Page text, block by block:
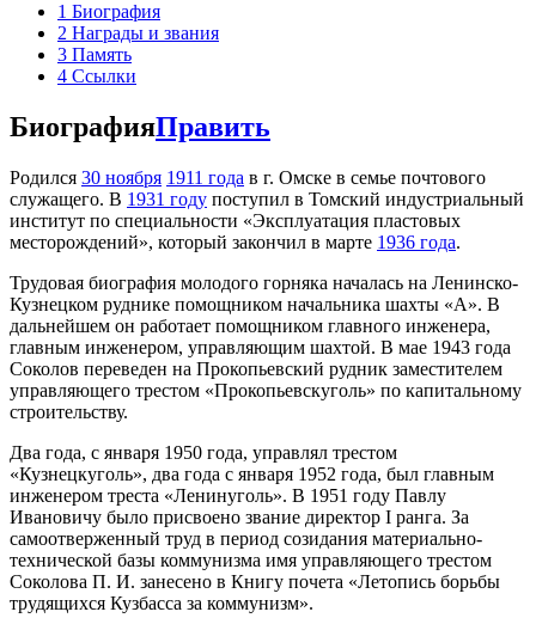
1 Биография
2 Награды и звания
3 Память
4 Ссылки
БиографияПравить
Родился 30 ноября 1911 года в г. Омске в семье почтового
служащего. В 1931 году поступил в Томский индустриальный
институт по специальности «Эксплуатация пластовых
месторождений», который закончил в марте 1936 года.
Трудовая биография молодого горняка началась на Ленинско-
Кузнецком руднике помощником начальника шахты «А». В
дальнейшем он работает помощником главного инженера,
главным инженером, управляющим шахтой. В мае 1943 года
Соколов переведен на Прокопьевский рудник заместителем
управляющего трестом «Прокопьевскуголь» по капитальному
строительству.
Два года, с января 1950 года, управлял трестом
«Кузнецкуголь», два года с января 1952 года, был главным
инженером треста «Ленинуголь». В 1951 году Павлу
Ивановичу было присвоено звание директор I ранга. За
самоотверженный труд в период созидания материально-
технической базы коммунизма имя управляющего трестом
Соколова П. И. занесено в Книгу почета «Летопись борьбы
трудящихся Кузбасса за коммунизм».